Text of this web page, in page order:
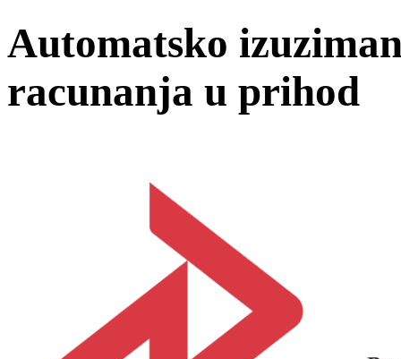
Automatsko
racunanja u prihod